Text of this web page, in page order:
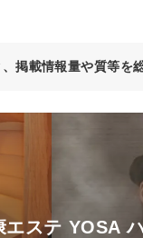
掲載情報量や質等を
ステ YOSA